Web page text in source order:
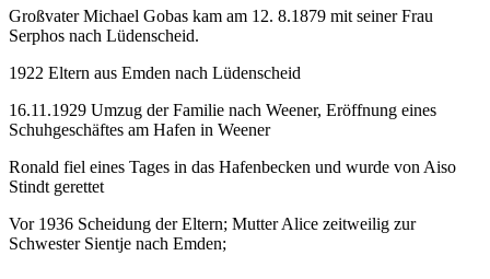
Großvater Michael Gobas kam am 12. 8.1879 mit seiner Frau
Serphos nach Lüdenscheid.
1922 Eltern aus Emden nach Lüdenscheid
16.11.1929 Umzug der Familie nach Weener, Eröffnung eines
Schuhgeschäftes am Hafen in Weener
Ronald fiel eines Tages in das Hafenbecken und wurde von Aiso
Stindt gerettet
Vor 1936 Scheidung der Eltern; Mutter Alice zeitweilig zur
Schwester Sientje nach Emden;